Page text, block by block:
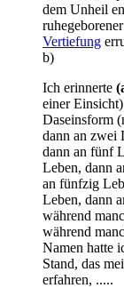
dem Unheil
Vertiefung
b)
Ich erinnerte
einer
Daseinsform
dann an zwei
dann an fünf
Leben, dann
an fünfzig
Leben, dann
während
während
Namen hatte
Stand, das
erfahren, .....